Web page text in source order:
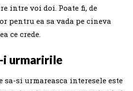
intre voi doi. Poate fi, de
pentru ea sa vada pe cineva
ce crede.
i urmaririle
sa-si urmareasca interesele este